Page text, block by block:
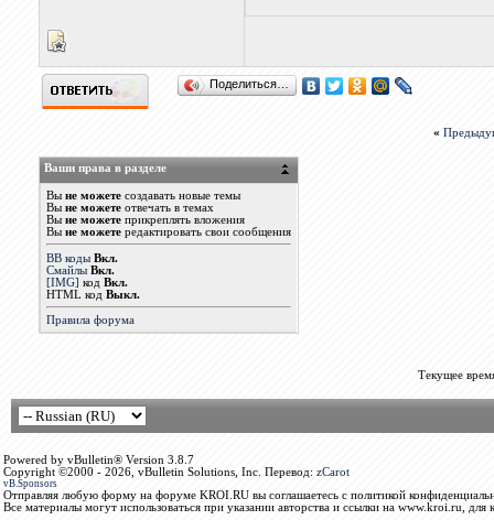
Поделиться…
«
Ваши права в разделе
Вы не можетесоздавать новые темы
Вы не можетеотвечать в темах
Вы не можетеприкреплять вложения
Вы не можетередактировать свои сообщения
BB коды Вкл.
Смайлы Вкл.
[IMG] код Вкл.
HTML код Выкл.
Правила форума
Текущее
Powered by vBulletin® Version 3.8.7
Copyright ©2000 - 2026, vBulletin Solutions, Inc. Перевод: zCarot
vB.Sponsors
Отправляя любую форму на форуме KROI.RU вы соглашаетесь с политикой
Все материалы могут использоваться при указании авторства и ссылки на www.kroi.ru, для